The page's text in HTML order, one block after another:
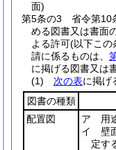
面)
第5条の3
省令第10
める図書又は書面
よる許可(以下この
請に係るものは、
に掲げる図書又は
(1)
次の表に掲げ
図書の種類
配置図
ア 用
イ 壁
定す